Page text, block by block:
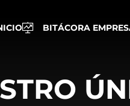
BITÁCORA